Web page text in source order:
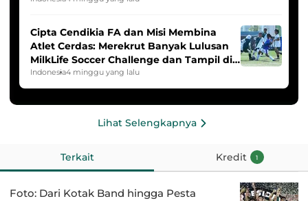
Cipta Cendikia FA dan Misi Membina
Atlet Cerdas: Merekrut Banyak Lulusan
MilkLife Soccer Challenge dan Tampil di
HYDROPLUS Soccer League
Indonesia4 minggu yang lalu
Lihat Selengkapnya
Terkait Kredit 1
Foto: Dari Kotak Band hingga Pesta